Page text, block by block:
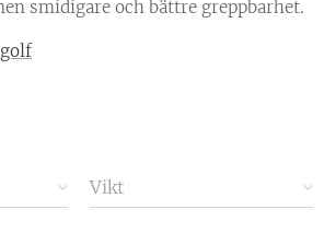
smidigare och bättre greppbarhet.
Vikt